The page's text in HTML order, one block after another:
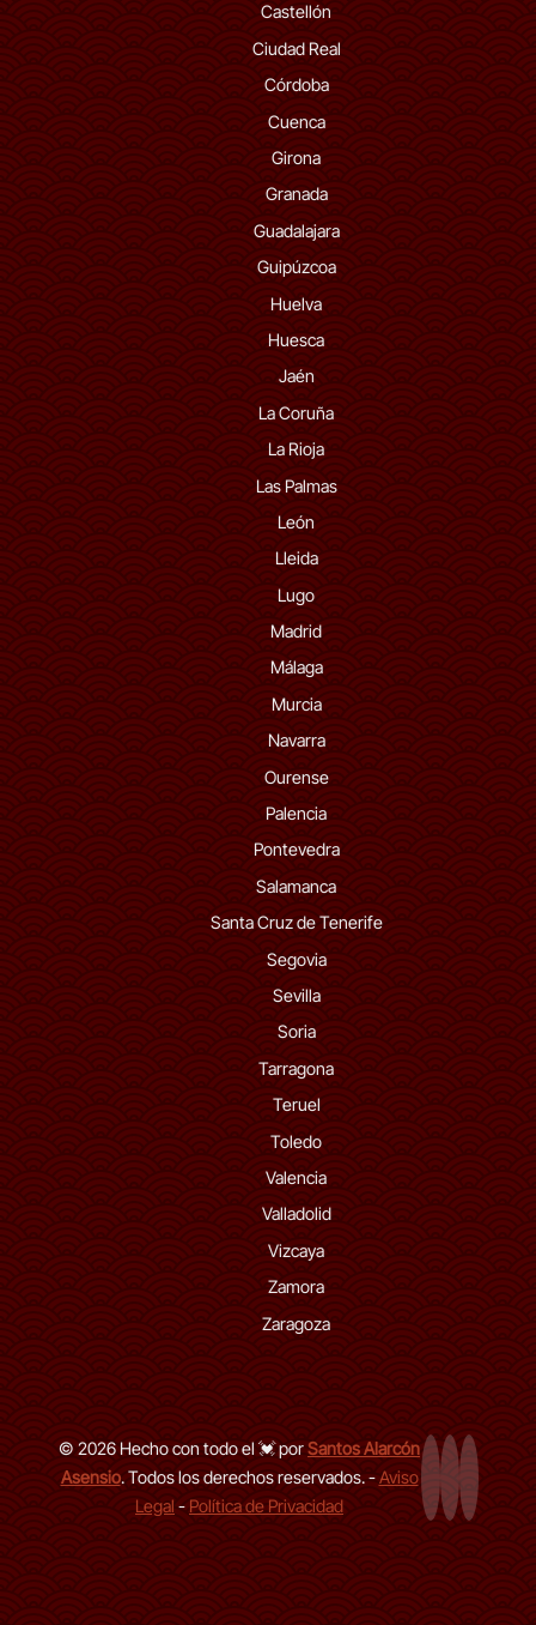
Castellón
Ciudad Real
Córdoba
Cuenca
Girona
Granada
Guadalajara
Guipúzcoa
Huelva
Huesca
Jaén
La Coruña
La Rioja
Las Palmas
León
Lleida
Lugo
Madrid
Málaga
Murcia
Navarra
Ourense
Palencia
Pontevedra
Salamanca
Santa Cruz de Tenerife
Segovia
Sevilla
Soria
Tarragona
Teruel
Toledo
Valencia
Valladolid
Vizcaya
Zamora
Zaragoza
© 2026 Hecho con todo el 💓 porSantos Alarcón
Asensio. Todos los derechos reservados. -Aviso
Legal -Política de Privacidad
Página Web
LinkedIn
GitHub